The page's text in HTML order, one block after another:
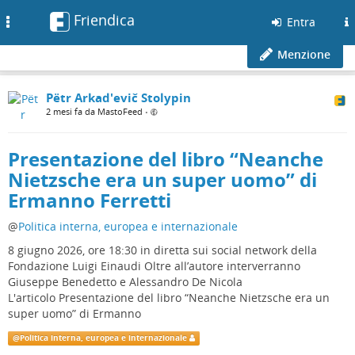
Friendica Entra
Menzione
Pëtr Arkad'evič Stolypin
2 mesi fa da MastoFeed •
Presentazione del libro “Neanche
Nietzsche era un super uomo” di
Ermanno Ferretti
@Politica interna, europea e internazionale
8 giugno 2026, ore 18:30 in diretta sui social network della
Fondazione Luigi Einaudi Oltre all’autore interverranno
Giuseppe Benedetto e Alessandro De Nicola
L'articolo Presentazione del libro “Neanche Nietzsche era un
super uomo” di Ermanno
@Politica interna, europea e internazionale